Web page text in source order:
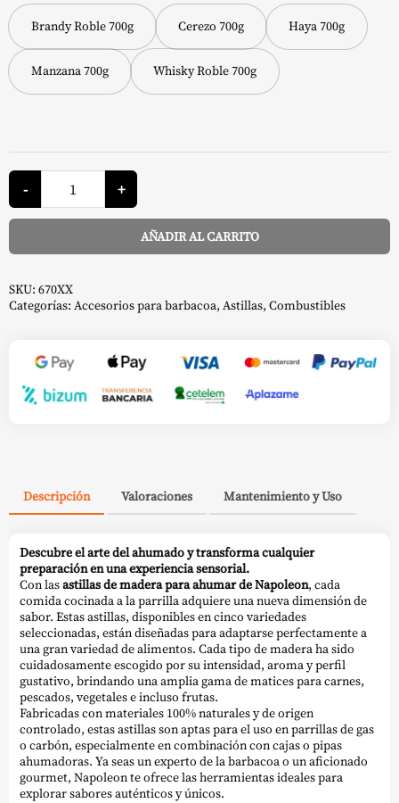
Brandy Roble 700g Cerezo 700g Haya 700g
Manzana 700g Whisky Roble 700g
-
Astillas
Madera
-
Napoleon
+
AÑADIR AL CARRITO
Alternative:
SKU: 670XX
Categorías: Accesorios para barbacoa, Astillas, Combustibles
Descripción Valoraciones Mantenimiento y Uso
Descubre el arte del ahumado y transforma cualquier
preparación en una experiencia sensorial.
Con lasastillas de madera para ahumar de Napoleon, cada
comida cocinada a la parrilla adquiere una nueva dimensión de
sabor. Estas astillas, disponibles en cinco variedades
seleccionadas, están diseñadas para adaptarse perfectamente a
una gran variedad de alimentos. Cada tipo de madera ha sido
cuidadosamente escogido por su intensidad, aroma y perfil
gustativo, brindando una amplia gama de matices para carnes,
pescados, vegetales e incluso frutas.
Fabricadas con materiales 100% naturales y de origen
controlado, estas astillas son aptas para el uso en parrillas de gas
o carbón, especialmente en combinación con cajas o pipas
ahumadoras. Ya seas un experto de la barbacoa o un aficionado
gourmet, Napoleon te ofrece las herramientas ideales para
explorar sabores auténticos y únicos.